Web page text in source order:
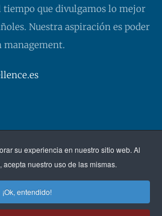
su experiencia en nuestro sitio web. Al
acepta nuestro uso de las mismas.
¡Ok, entendido!
tiempo que divulgamos lo mejor
Nuestra aspiración es poder
Managementpara